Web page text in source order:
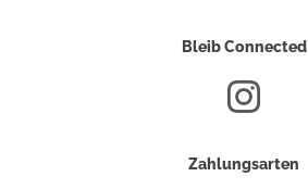
Bleib Connected
Zahlungsarten